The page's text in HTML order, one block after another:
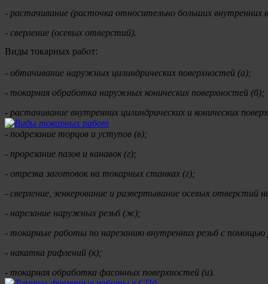
- растачивание (расточка относительно больших внутренних
- сверление (осевых отверстий).
Виды токарных работ:
- обтачивание наружных цилиндрических поверхностей (а);
- токарная обработка наружных конических поверхностей (б);
- растачивание внутренних цилиндрических и конических
- подрезание торцов и уступов (в);
- прорезание пазов и канавок (г);
- отрезка заготовок на токарных станках (г);
- сверление, зенкерование и развертывание осевых отверстий
- нарезание наружных резьб (ж);
- токарные работы по нарезанию внутренних резьб с помощью
- накатка рифлений (к);
- токарная обработка фасонных поверхностей (и).